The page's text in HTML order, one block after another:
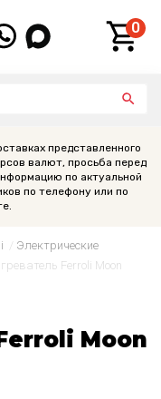
0
представленного
валют, просьба перед
по актуальной
по телефону или по
Электрические
Ferroli Moon
Moon